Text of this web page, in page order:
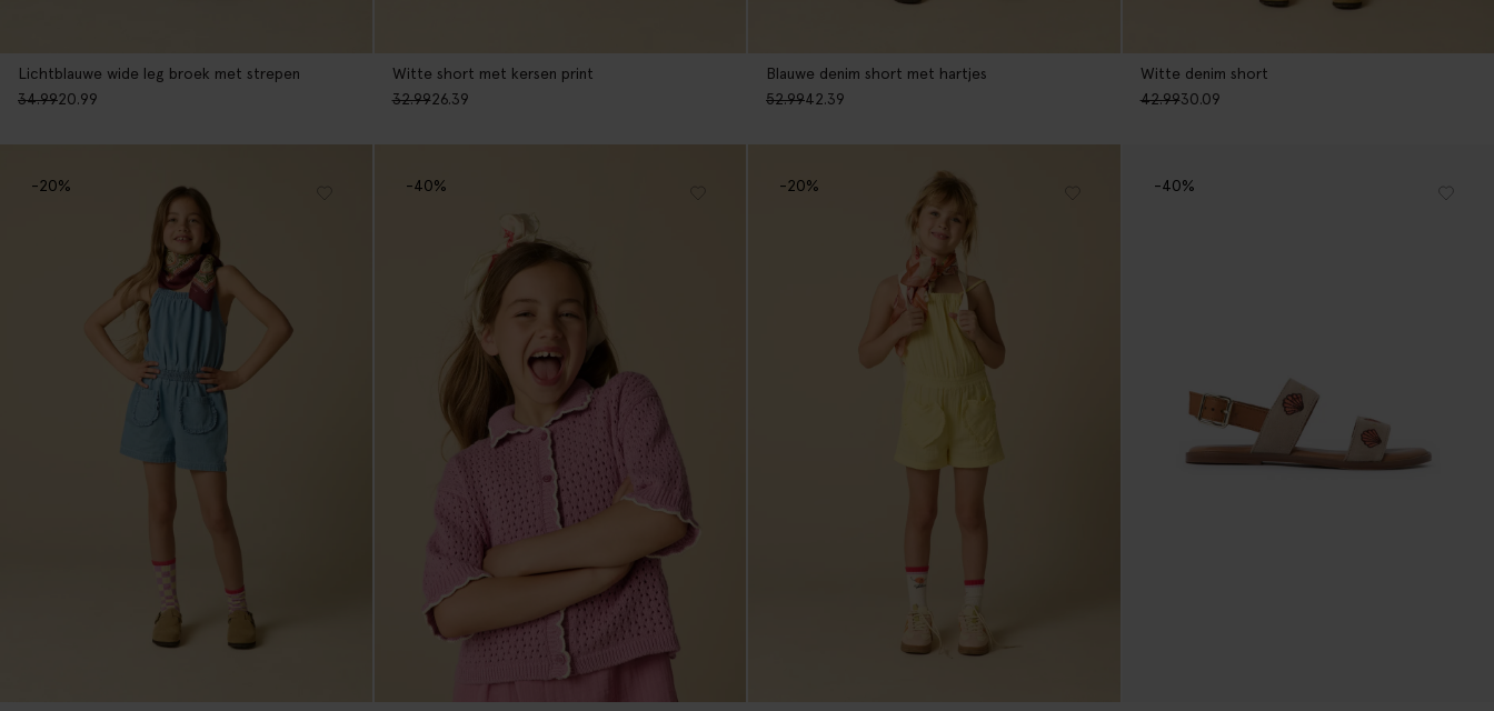
Lichtblauwe wide leg broek met strepen
34.9920.99
Witte short met kersen print
32.9926.39
Blauwe denim short met hartjes
52.9942.39
Witte denim short
42.9930.09
-20% -40% -20% -40%